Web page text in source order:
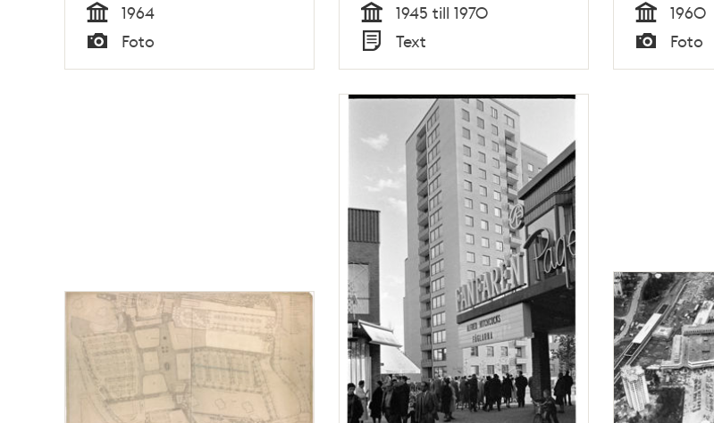
Tid
1964
Typ
Foto Tid
1945 till 1970
Typ
Text Tid
1960
Typ
Foto